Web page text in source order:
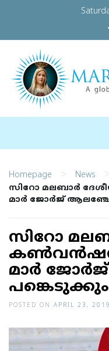
Homepage > News >
സിറോ മലബാര്‍
മാര്‍ ജോര്‍ജ്
സിറോ
കൺവൻഷൻ
മാര്‍
പങ്കെടുക്കും
POSTED ON APRIL 23, 2019